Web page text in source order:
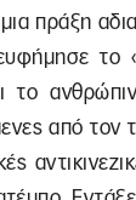
πράξη
το
το
από